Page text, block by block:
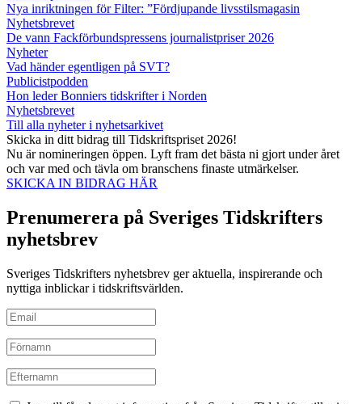
Nya inriktningen för Filter: ”Fördjupande livsstilsmagasin
Nyhetsbrevet
De vann Fackförbundspressens journalistpriser 2026
Nyheter
Vad händer egentligen på SVT?
Publicistpodden
Hon leder Bonniers tidskrifter i Norden
Nyhetsbrevet
Till alla nyheter i nyhetsarkivet
Skicka in ditt bidrag till Tidskriftspriset 2026!
Nu är nomineringen öppen. Lyft fram det bästa ni gjort under året
och var med och tävla om branschens finaste utmärkelser.
SKICKA IN BIDRAG HÄR
Prenumerera på Sveriges Tidskrifters
nyhetsbrev
Sveriges Tidskrifters nyhetsbrev ger aktuella, inspirerande och
nyttiga inblickar i tidskriftsvärlden.